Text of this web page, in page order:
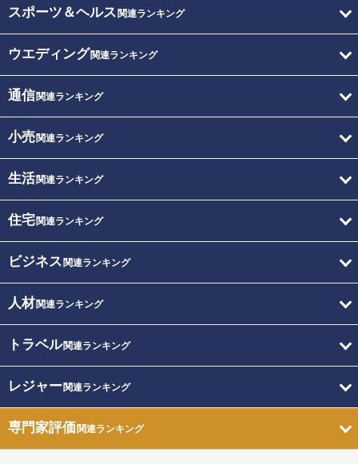
スポーツ＆ヘルス 関連ランキング
ウエディング関連ランキング
通信関連ランキング
小売関連ランキング
生活関連ランキング
住宅関連ランキング
ビジネス 関連ランキング
人材関連ランキング
トラベル関連ランキング
レジャー関連ランキング
専門家評価関連ランキング